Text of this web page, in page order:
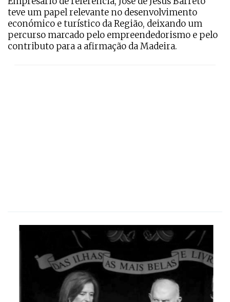
teve um papel relevante no desenvolvimento
económico e turístico da Região, deixando um
percurso marcado pelo empreendedorismo e pelo
contributo para a afirmação da Madeira.